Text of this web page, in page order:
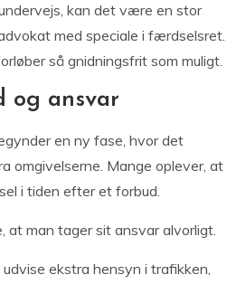
kan det være en stor
med speciale i færdselsret.
så gnidningsfrit som muligt.
og ansvar
en ny fase, hvor det
omgivelserne. Mange oplever, at
i tiden efter et forbud.
at man tager sit ansvar alvorligt.
ekstra hensyn i trafikken,